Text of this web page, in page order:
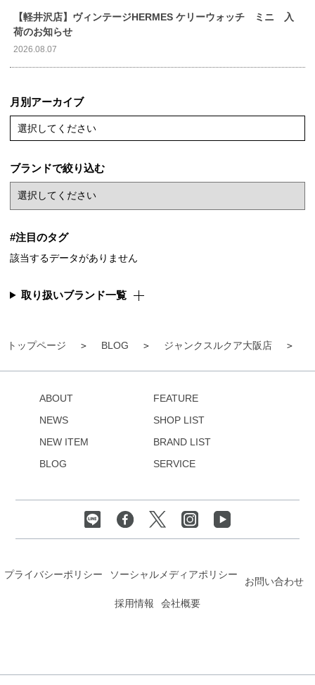
トップページ BLOG ジャンクスルクア大阪店
【軽井沢店】ヴィンテージHERMES ケリーウォッチ ミニ 入
荷のお知らせ
2026.08.07
月別アーカイブ
選択してください
ブランドで絞り込む
#注目のタグ
該当するデータがありません
取り扱いブランド一覧
ABOUT
NEWS
NEW ITEM
BLOG
FEATURE
SHOP LIST
BRAND LIST
SERVICE
プライバシーポリシー ソーシャルメディアポリシー
お問い合わせ
採用情報
会社概要